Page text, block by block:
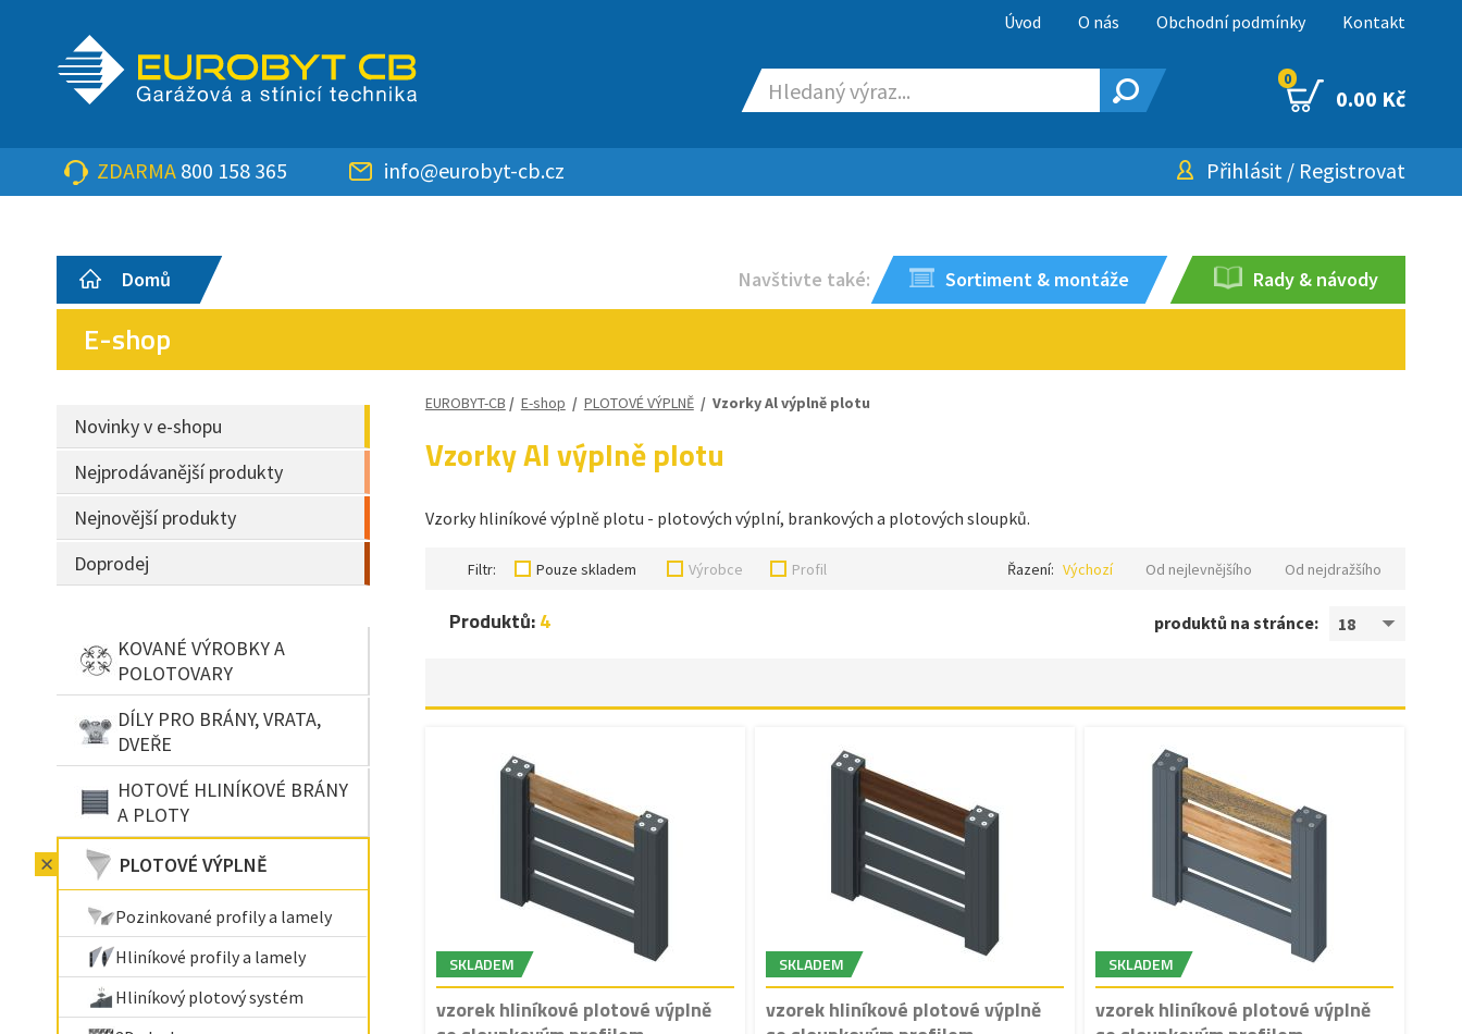
Úvod O nás Obchodní podmínky Kontakt
0
0.00 Kč
ZDARMA 800 158 365 info@eurobyt-cb.cz Přihlásit / Registrovat
Domů Navštivte také: Sortiment & montáže Rady & návody
E-shop
Novinky v e-shopu
Nejprodávanější produkty
Nejnovější produkty
Doprodej
KOVANÉ VÝROBKY A
POLOTOVARY
DÍLY PRO BRÁNY, VRATA,
DVEŘE
HOTOVÉ HLINÍKOVÉ BRÁNY
A PLOTY
PLOTOVÉ VÝPLNĚ
Pozinkované profily a lamely
Hliníkové profily a lamely
Hliníkový plotový systém
EUROBYT-CB / E-shop / PLOTOVÉ VÝPLNĚ/ Vzorky Al výplně plotu
Vzorky Al výplně plotu
Vzorky hliníkové výplně plotu - plotových výplní, brankových a plotových sloupků.
Filtr: Pouze skladem Výrobce Profil Řazení: Výchozí Od nejlevnějšího Od nejdražšího
produktů na stránce: 18
Produktů:4
SKLADEM
vzorek hliníkové plotové výplně
SKLADEM
vzorek hliníkové plotové výplně
SKLADEM
vzorek hliníkové plotové výplně